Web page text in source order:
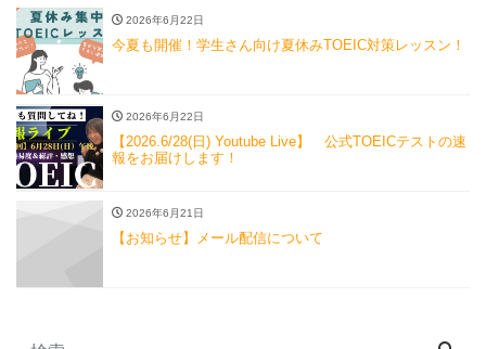
2026年6月22日
今夏も開催！学生さん向け夏休みTOEIC対策レッスン！
2026年6月22日
【2026.6/28(日) Youtube Live】 公式TOEICテストの速
報をお届けします！
2026年6月21日
【お知らせ】メール配信について